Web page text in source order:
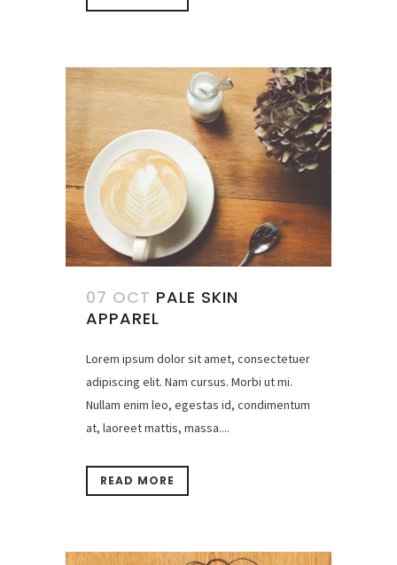
07 OCT PALE SKIN
APPAREL
Lorem ipsum dolor sit amet, consectetuer
adipiscing elit. Nam cursus. Morbi ut mi.
Nullam enim leo, egestas id, condimentum
at, laoreet mattis, massa....
READ MORE